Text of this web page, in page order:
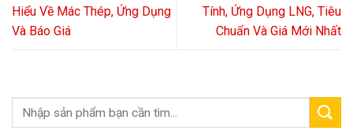
Hiểu Về Mác Thép, Ứng Dụng
Và Báo Giá
Tính, Ứng Dụng LNG, Tiêu
Chuẩn Và Giá Mới Nhất